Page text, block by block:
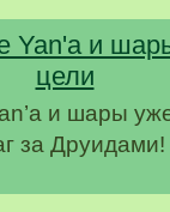
и шары
за Друидами!